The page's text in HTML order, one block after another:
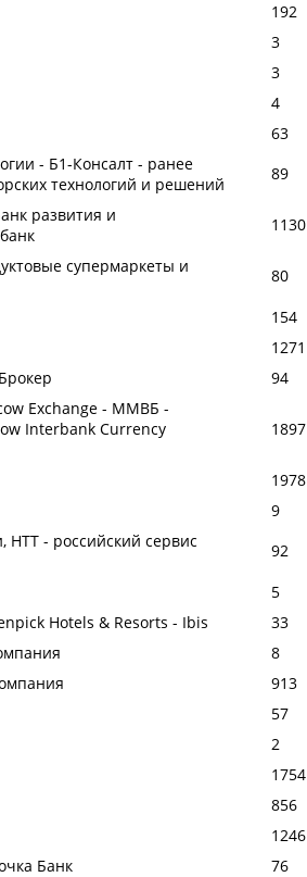
192
3
3
4
63
- Б1-Консалт - ранее
технологий и решений
89
развития и
1130
супермаркеты и
80
154
1271
94
Exchange - ММВБ -
Interbank Currency
1897
1978
9
НТТ - российский сервис
92
5
Hotels & Resorts - Ibis
33
8
913
57
2
1754
856
1246
Банк
76